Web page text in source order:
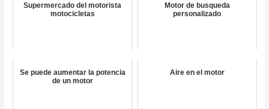
Supermercado del motorista
motocicletas
Motor de busqueda
personalizado
Se puede aumentar la potencia
de un motor
Aire en el motor